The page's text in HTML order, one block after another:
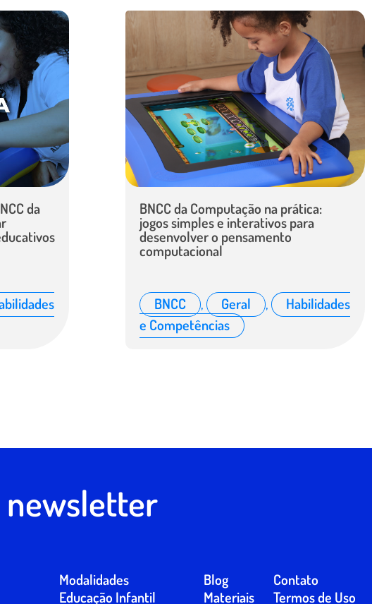
da BNCC da Computação na prática:
jogos simples e interativos para
desenvolver o pensamento
computacional
BNCC , Geral ,
Habilidades
e Competências
newsletter
Modalidades
Educação Infantil
Blog
Materiais
Contato
Termos de Uso